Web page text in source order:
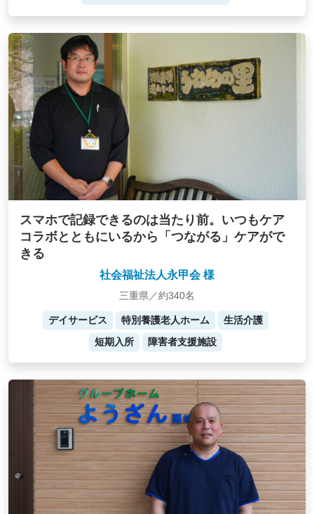
スマホで記録できるのは当たり前。いつもケア
コラボとともにいるから「つながる」ケアがで
きる
社会福祉法人永甲会 様
三重県／約340名
デイサービス 特別養護老人ホーム
生活介護
短期入所
障害者支援施設